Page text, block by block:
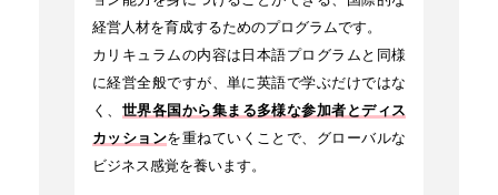
経営人材を育成するためのプログラムです。
カリキュラムの内容は日本語プログラムと同様
に経営全般ですが、単に英語で学ぶだけではな
く、 世界各国から集まる多様な参加者とディス
カッションを重ねていくことで、グローバルな
ビジネス感覚を養います。